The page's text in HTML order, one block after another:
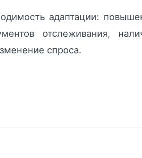
адаптации:
отслеживания,
спроса.